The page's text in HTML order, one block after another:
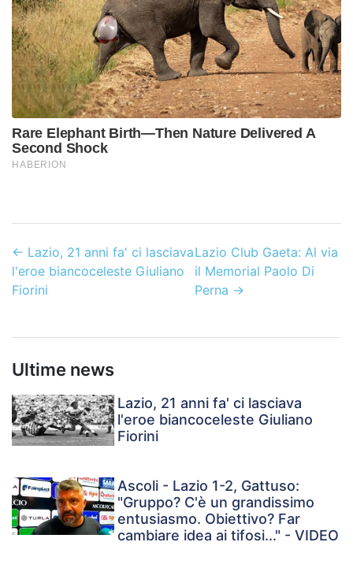
← Lazio, 21 anni fa' ci lasciava
l'eroe biancoceleste Giuliano
Fiorini
Lazio Club Gaeta: Al via
il Memorial Paolo Di
Perna →
Ultime news
Lazio, 21 anni fa' ci lasciava
l'eroe biancoceleste Giuliano
Fiorini
Ascoli - Lazio 1-2, Gattuso:
"Gruppo? C'è un grandissimo
entusiasmo. Obiettivo? Far
cambiare idea ai tifosi..." - VIDEO